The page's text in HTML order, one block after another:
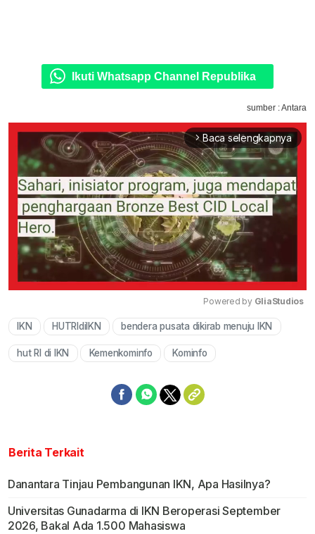
Ikuti Whatsapp Channel Republika
sumber : Antara
arrow_forward_ios Baca selengkapnya
Mute
Powered by GliaStudios
IKN HUTRIdiIKN bendera pusata dikirab menuju IKN
hut RI di IKN Kemenkominfo Kominfo
Berita Terkait
Danantara Tinjau Pembangunan IKN, Apa Hasilnya?
Universitas Gunadarma di IKN Beroperasi September
2026, Bakal Ada 1.500 Mahasiswa